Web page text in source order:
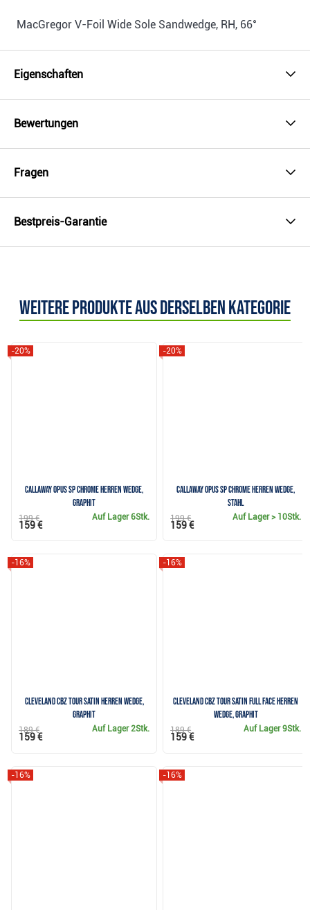
MacGregor V-Foil Wide Sole Sandwedge, RH, 66°
Eigenschaften
Bewertungen
Fragen
Bestpreis-Garantie
Weitere Produkte aus derselben Kategorie
Callaway Opus SP Chrome Herren Wedge,
Graphit
-20%
Auf Lager6Stk.
199 €
159 €
Callaway Opus SP Chrome Herren Wedge,
Stahl
-20%
Auf Lager> 10Stk.
199 €
159 €
Cleveland CBZ Tour Satin Herren Wedge,
Graphit
-16%
Auf Lager2Stk.
189 €
159 €
Cleveland CBZ Tour Satin Full Face Herren
Wedge, Graphit
-16%
Auf Lager9Stk.
189 €
159 €
-16% -16%